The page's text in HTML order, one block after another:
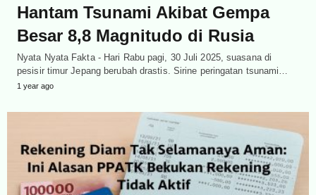
Hantam Tsunami Akibat Gempa
Besar 8,8 Magnitudo di Rusia
Nyata Nyata Fakta - Hari Rabu pagi, 30 Juli 2025, suasana di
pesisir timur Jepang berubah drastis. Sirine peringatan tsunami…
1 year ago